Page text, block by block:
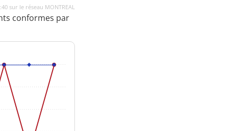
sur le réseau MONTREAL
conformes par